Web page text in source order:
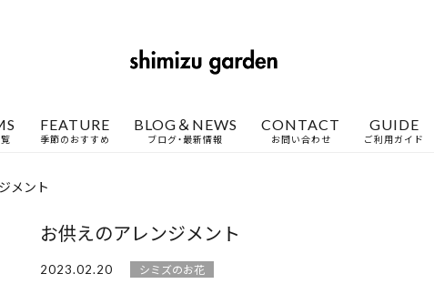
FEATURE
季節のおすすめ
BLOG＆NEWS
ブログ・最新情報
CONTACT
お問い合わせ
GUIDE
ご利用ガイド
メント
お供えのアレンジメント
2023.02.20 シミズのお花